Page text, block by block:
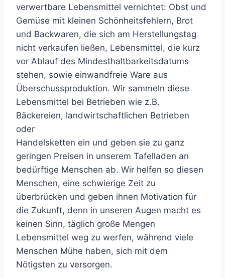
verwertbare Lebensmittel vernichtet: Obst und
Gemüse mit kleinen Schönheitsfehlern, Brot
und Backwaren, die sich am Herstellungstag
nicht verkaufen ließen, Lebensmittel, die kurz
vor Ablauf des Mindesthaltbarkeitsdatums
stehen, sowie einwandfreie Ware aus
Überschussproduktion. Wir sammeln diese
Lebensmittel bei Betrieben wie z.B.
Bäckereien, landwirtschaftlichen Betrieben
oder
Handelsketten ein und geben sie zu ganz
geringen Preisen in unserem Tafelladen an
bedürftige Menschen ab. Wir helfen so diesen
Menschen, eine schwierige Zeit zu
überbrücken und geben ihnen Motivation für
die Zukunft, denn in unseren Augen macht es
keinen Sinn, täglich große Mengen
Lebensmittel weg zu werfen, während viele
Menschen Mühe haben, sich mit dem
Nötigsten zu versorgen.